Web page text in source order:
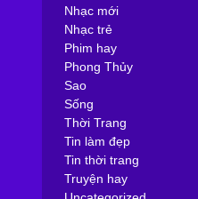
Nhạc mới
Nhạc trẻ
Phim hay
Phong Thủy
Sao
Sống
Thời Trang
Tin làm đẹp
Tin thời trang
Truyện hay